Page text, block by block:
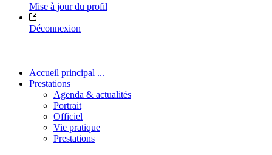
Mise à jour du profil
Déconnexion
Accueil principal ...
Prestations
Agenda & actualités
Portrait
Officiel
Vie pratique
Prestations